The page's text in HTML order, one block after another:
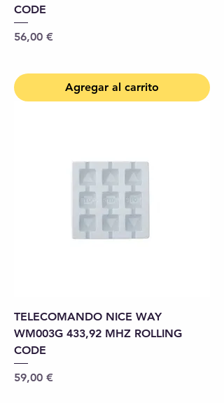
CODE
Precio
56,00 €
Agregar al carrito
TELECOMANDO NICE WAY
WM003G 433,92 MHZ ROLLING
CODE
Precio
59,00 €